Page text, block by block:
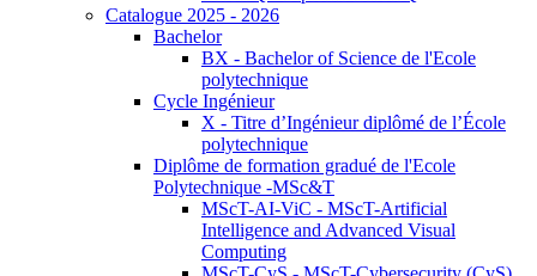
Catalogue 2025 - 2026
Bachelor
BX - Bachelor of Science de l'Ecole
polytechnique
Cycle Ingénieur
X - Titre d’Ingénieur diplômé de l’École
polytechnique
Diplôme de formation gradué de l'Ecole
Polytechnique -MSc&T
MScT-AI-ViC - MScT-Artificial
Intelligence and Advanced Visual
Computing